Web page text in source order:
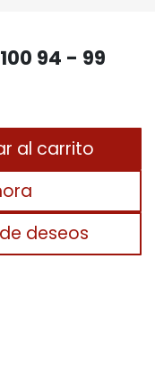
94 - 99
al carrito
deseos